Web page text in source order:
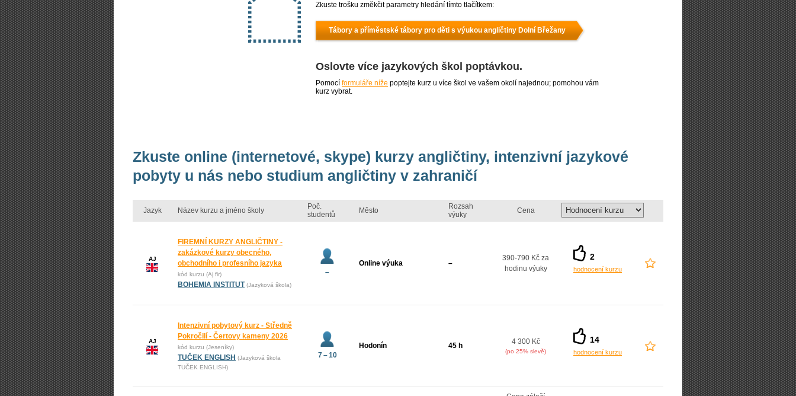
Zkuste trošku změkčit parametry hledání tímto tlačítkem:
Tábory a příměstské tábory pro děti s výukou angličtiny Dolní Břežany
Oslovte více jazykových škol poptávkou.
Pomocí formuláře níže poptejte kurz u více škol ve vašem okolí najednou; pomohou vám
kurz vybrat.
Zkuste online (internetové, skype) kurzy angličtiny, intenzivní jazykové
pobyty u nás nebo studium angličtiny v zahraničí
Jazyk Název kurzu a jméno školy
Poč.
studentů
Město
Rozsah
výuky
Cena
AJ
FIREMNÍ KURZY ANGLIČTINY -
zakázkové kurzy obecného,
obchodního i profesního jazyka
kód kurzu (Aj fir)
BOHEMIA INSTITUT (Jazyková škola)
–
Online výuka –
390-790 Kč za
hodinu výuky
2
hodnocení kurzu
AJ
Intenzivní pobytový kurz - Středně
Pokročilí - Čertovy kameny 2026
kód kurzu (Jeseníky)
TUČEK ENGLISH (Jazyková škola
TUČEK ENGLISH)
7 – 10
Hodonín 45 h 4 300 Kč
(po 25% slevě)
14
hodnocení kurzu